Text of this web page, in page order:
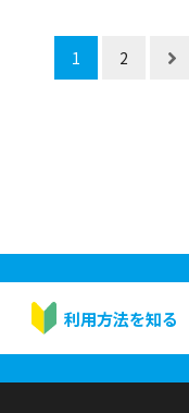
1 2
利用方法を知る